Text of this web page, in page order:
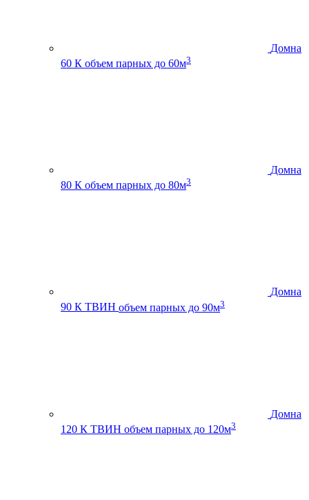
Домна
60 К объем парных до 60м3
Домна
80 К объем парных до 80м3
Домна
90 К ТВИН объем парных до 90м3
Домна
120 К ТВИН объем парных до 120м3